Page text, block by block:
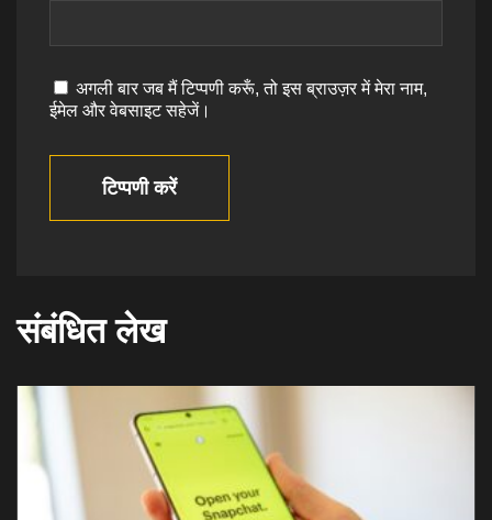
अगली बार जब मैं टिप्पणी करूँ, तो इस ब्राउज़र में मेरा नाम,
ईमेल और वेबसाइट सहेजें।
टिप्पणी करें
संबंधित लेख